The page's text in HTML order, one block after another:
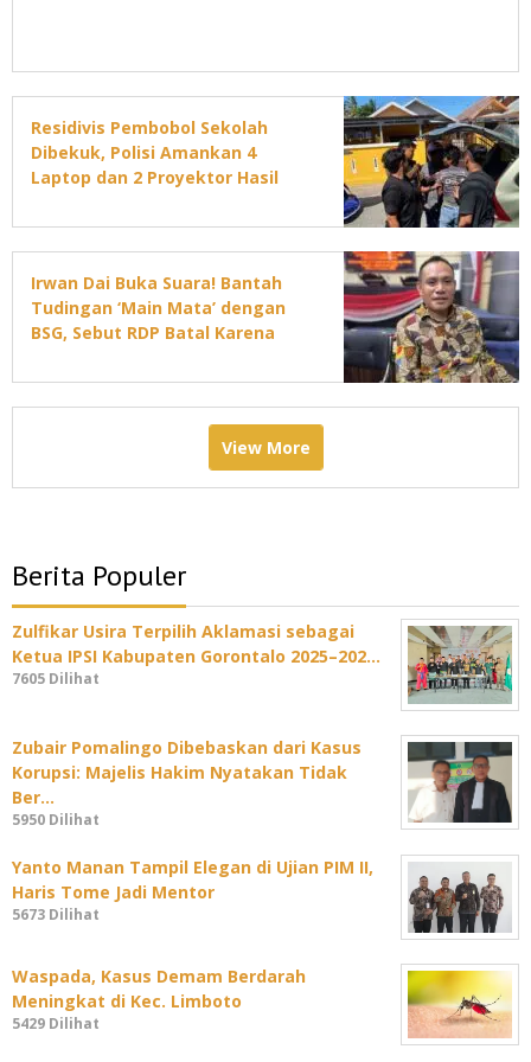
Residivis Pembobol Sekolah
Dibekuk, Polisi Amankan 4
Laptop dan 2 Proyektor Hasil
Irwan Dai Buka Suara! Bantah
Tudingan ‘Main Mata’ dengan
BSG, Sebut RDP Batal Karena
View More
Berita Populer
Zulfikar Usira Terpilih Aklamasi sebagai
Ketua IPSI Kabupaten Gorontalo 2025–202…
7605 Dilihat
Zubair Pomalingo Dibebaskan dari Kasus
Korupsi: Majelis Hakim Nyatakan Tidak
Ber…
5950 Dilihat
Yanto Manan Tampil Elegan di Ujian PIM II,
Haris Tome Jadi Mentor
5673 Dilihat
Waspada, Kasus Demam Berdarah
Meningkat di Kec. Limboto
5429 Dilihat